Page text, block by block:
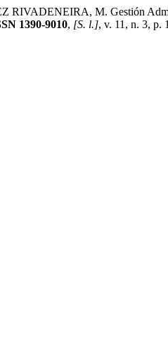
M. Gestión
1390-9010, [S. l.], v. 11, n. 3, p.